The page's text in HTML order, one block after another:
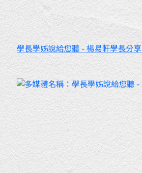
學長學姊說給您聽 - 楊易軒學長分享